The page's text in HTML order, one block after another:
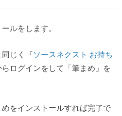
ルをします。
じく『ソースネクスト お持ち
らログインをして「筆まめ」を
をインストールすれば完了で